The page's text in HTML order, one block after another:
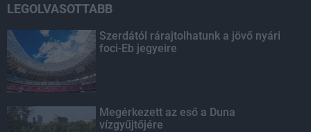
LEGOLVASOTTABB
Szerdától rárajtolhatunk a jövő nyári
foci-Eb jegyeire
Megérkezett az eső a Duna
vízgyűjtőjére